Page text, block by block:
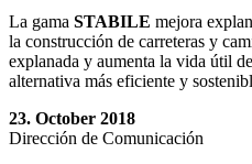
La gama STABILE mejora
la construcción de carreteras y
explanada y aumenta la vida útil
alternativa más eficiente y
23. October 2018
Dirección de Comunicación